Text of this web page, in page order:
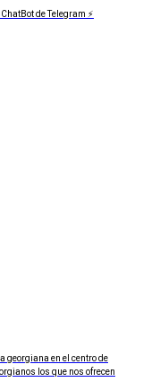
de Telegram ⚡
georgiana en el centro de
los que nos ofrecen